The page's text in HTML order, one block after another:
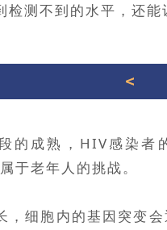
检测不到的水平，还能
的成熟，HIV感染者
于老年人的挑战。
，细胞内的基因突变会